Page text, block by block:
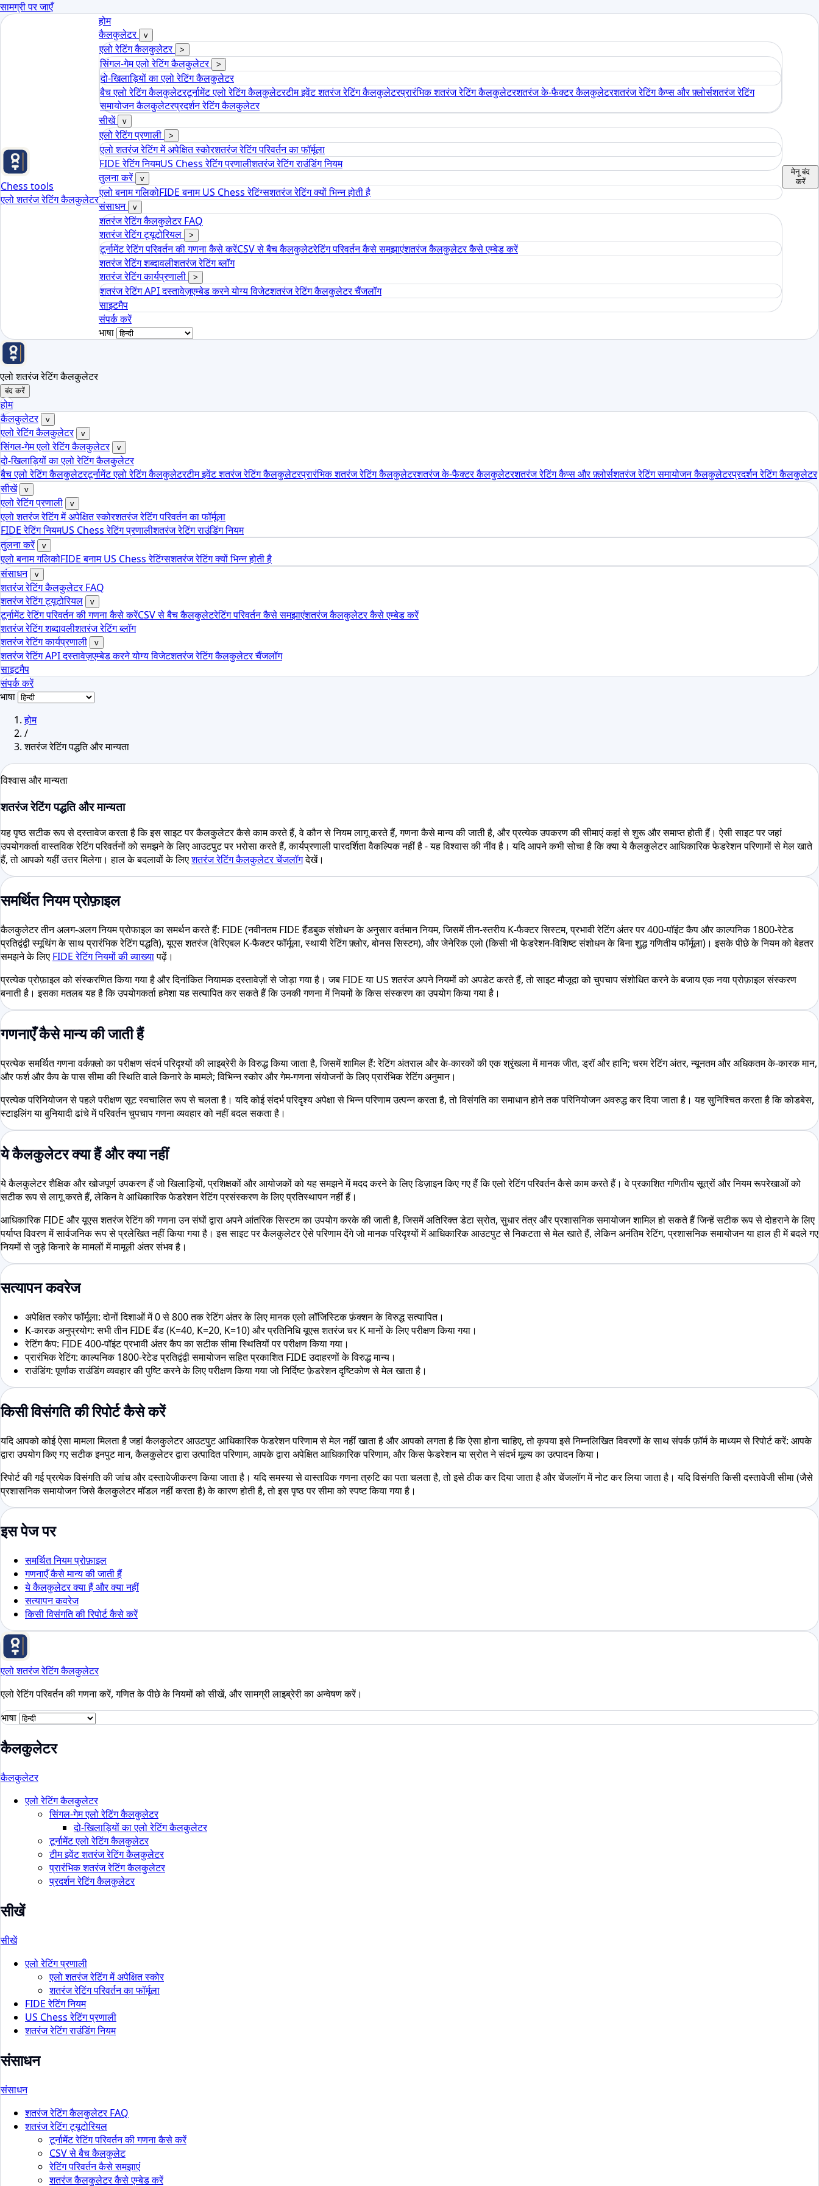
सामग्री पर जाएँ
Chess tools
एलो शतरंज रेटिंग कैलकुलेटर
होम
कैलकुलेटर
v
एलो रेटिंग कैलकुलेटर >
सिंगल-गेम एलो रेटिंग कैलकुलेटर >
दो-खिलाड़ियों का एलो रेटिंग कैलकुलेटर
बैच एलो रेटिंग कैलकुलेटरटूर्नामेंट एलो रेटिंग कैलकुलेटरटीम इवेंट शतरंज रेटिंग कैलकुलेटरप्रारंभिक शतरंज रेटिंग कैलकुलेटरशतरंज के-फैक्टर कैलकुलेटरशतरंज रेटिंग कैप्स और फ़्लोर्सशतरंज रेटिंग
समायोजन कैलकुलेटरप्रदर्शन रेटिंग कैलकुलेटर
सीखें
v
एलो रेटिंग प्रणाली >
एलो शतरंज रेटिंग में अपेक्षित स्कोरशतरंज रेटिंग परिवर्तन का फॉर्मूला
FIDE रेटिंग नियमUS Chess रेटिंग प्रणालीशतरंज रेटिंग राउंडिंग नियम
तुलना करें
v
एलो बनाम गलिकोFIDE बनाम US Chess रेटिंग्सशतरंज रेटिंग क्यों भिन्न होती है
संसाधन
v
शतरंज रेटिंग कैलकुलेटर FAQ
शतरंज रेटिंग ट्यूटोरियल
>
टूर्नामेंट रेटिंग परिवर्तन की गणना कैसे करेंCSV से बैच कैलकुलेटरेटिंग परिवर्तन कैसे समझाएंशतरंज कैलकुलेटर कैसे एम्बेड करें
शतरंज रेटिंग शब्दावलीशतरंज रेटिंग ब्लॉग
शतरंज रेटिंग कार्यप्रणाली
>
शतरंज रेटिंग API दस्तावेज़एम्बेड करने योग्य विजेटशतरंज रेटिंग कैलकुलेटर चैंजलॉग
साइटमैप
संपर्क करें
भाषा
मेनू बंद
करें
एलो शतरंज रेटिंग कैलकुलेटर
बंद करें
होम
कैलकुलेटर
v
एलो रेटिंग कैलकुलेटर v
सिंगल-गेम एलो रेटिंग कैलकुलेटर v
दो-खिलाड़ियों का एलो रेटिंग कैलकुलेटर
बैच एलो रेटिंग कैलकुलेटरटूर्नामेंट एलो रेटिंग कैलकुलेटरटीम इवेंट शतरंज रेटिंग कैलकुलेटरप्रारंभिक शतरंज रेटिंग कैलकुलेटरशतरंज के-फैक्टर कैलकुलेटरशतरंज रेटिंग कैप्स और फ़्लोर्सशतरंज रेटिंग समायोजन कैलकुलेटरप्रदर्शन रेटिंग कैलकुलेटर
सीखें
v
एलो रेटिंग प्रणाली v
एलो शतरंज रेटिंग में अपेक्षित स्कोरशतरंज रेटिंग परिवर्तन का फॉर्मूला
FIDE रेटिंग नियमUS Chess रेटिंग प्रणालीशतरंज रेटिंग राउंडिंग नियम
तुलना करें
v
एलो बनाम गलिकोFIDE बनाम US Chess रेटिंग्सशतरंज रेटिंग क्यों भिन्न होती है
संसाधन
v
शतरंज रेटिंग कैलकुलेटर FAQ
शतरंज रेटिंग ट्यूटोरियल
v
टूर्नामेंट रेटिंग परिवर्तन की गणना कैसे करेंCSV से बैच कैलकुलेटरेटिंग परिवर्तन कैसे समझाएंशतरंज कैलकुलेटर कैसे एम्बेड करें
शतरंज रेटिंग शब्दावलीशतरंज रेटिंग ब्लॉग
शतरंज रेटिंग कार्यप्रणाली
v
शतरंज रेटिंग API दस्तावेज़एम्बेड करने योग्य विजेटशतरंज रेटिंग कैलकुलेटर चैंजलॉग
साइटमैप
संपर्क करें
भाषा
होम
/
शतरंज रेटिंग पद्धति और मान्यता
विश्वास और मान्यता
शतरंज रेटिंग पद्धति और मान्यता
यह पृष्ठ सटीक रूप से दस्तावेज करता है कि इस साइट पर कैलकुलेटर कैसे काम करते हैं, वे कौन से नियम लागू करते हैं, गणना कैसे मान्य की जाती है, और प्रत्येक उपकरण की सीमाएं कहां से शुरू और समाप्त होती हैं। ऐसी साइट पर जहां
उपयोगकर्ता वास्तविक रेटिंग परिवर्तनों को समझने के लिए आउटपुट पर भरोसा करते हैं, कार्यप्रणाली पारदर्शिता वैकल्पिक नहीं है - यह विश्वास की नींव है। यदि आपने कभी सोचा है कि क्या ये कैलकुलेटर आधिकारिक फेडरेशन परिणामों से मेल खाते
हैं, तो आपको यहीं उत्तर मिलेगा। हाल के बदलावों के लिएशतरंज रेटिंग कैलकुलेटर चेंजलॉगदेखें।
समर्थित नियम प्रोफ़ाइल
कैलकुलेटर तीन अलग-अलग नियम प्रोफाइल का समर्थन करते हैं: FIDE (नवीनतम FIDE हैंडबुक संशोधन के अनुसार वर्तमान नियम, जिसमें तीन-स्तरीय K-फैक्टर सिस्टम, प्रभावी रेटिंग अंतर पर 400-पॉइंट कैप और काल्पनिक 1800-रेटेड
प्रतिद्वंद्वी स्मूथिंग के साथ प्रारंभिक रेटिंग पद्धति), यूएस शतरंज (वेरिएबल K-फैक्टर फॉर्मूला, स्थायी रेटिंग फ़्लोर, बोनस सिस्टम), और जेनेरिक एलो (किसी भी फेडरेशन-विशिष्ट संशोधन के बिना शुद्ध गणितीय फॉर्मूला)। इसके पीछे के नियम को बेहतर
समझने के लिए FIDE रेटिंग नियमों की व्याख्यापढ़ें।
प्रत्येक प्रोफ़ाइल को संस्करणित किया गया है और दिनांकित नियामक दस्तावेज़ों से जोड़ा गया है। जब FIDE या US शतरंज अपने नियमों को अपडेट करते हैं, तो साइट मौजूदा को चुपचाप संशोधित करने के बजाय एक नया प्रोफ़ाइल संस्करण
बनाती है। इसका मतलब यह है कि उपयोगकर्ता हमेशा यह सत्यापित कर सकते हैं कि उनकी गणना में नियमों के किस संस्करण का उपयोग किया गया है।
गणनाएँ कैसे मान्य की जाती हैं
प्रत्येक समर्थित गणना वर्कफ़्लो का परीक्षण संदर्भ परिदृश्यों की लाइब्रेरी के विरुद्ध किया जाता है, जिसमें शामिल हैं: रेटिंग अंतराल और के-कारकों की एक श्रृंखला में मानक जीत, ड्रॉ और हानि; चरम रेटिंग अंतर, न्यूनतम और अधिकतम के-कारक मान,
और फर्श और कैप के पास सीमा की स्थिति वाले किनारे के मामले; विभिन्न स्कोर और गेम-गणना संयोजनों के लिए प्रारंभिक रेटिंग अनुमान।
प्रत्येक परिनियोजन से पहले परीक्षण सूट स्वचालित रूप से चलता है। यदि कोई संदर्भ परिदृश्य अपेक्षा से भिन्न परिणाम उत्पन्न करता है, तो विसंगति का समाधान होने तक परिनियोजन अवरुद्ध कर दिया जाता है। यह सुनिश्चित करता है कि कोडबेस,
स्टाइलिंग या बुनियादी ढांचे में परिवर्तन चुपचाप गणना व्यवहार को नहीं बदल सकता है।
ये कैलकुलेटर क्या हैं और क्या नहीं
ये कैलकुलेटर शैक्षिक और खोजपूर्ण उपकरण हैं जो खिलाड़ियों, प्रशिक्षकों और आयोजकों को यह समझने में मदद करने के लिए डिज़ाइन किए गए हैं कि एलो रेटिंग परिवर्तन कैसे काम करते हैं। वे प्रकाशित गणितीय सूत्रों और नियम रूपरेखाओं को
सटीक रूप से लागू करते हैं, लेकिन वे आधिकारिक फेडरेशन रेटिंग प्रसंस्करण के लिए प्रतिस्थापन नहीं हैं।
आधिकारिक FIDE और यूएस शतरंज रेटिंग की गणना उन संघों द्वारा अपने आंतरिक सिस्टम का उपयोग करके की जाती है, जिसमें अतिरिक्त डेटा स्रोत, सुधार तंत्र और प्रशासनिक समायोजन शामिल हो सकते हैं जिन्हें सटीक रूप से दोहराने के लिए
पर्याप्त विवरण में सार्वजनिक रूप से प्रलेखित नहीं किया गया है। इस साइट पर कैलकुलेटर ऐसे परिणाम देंगे जो मानक परिदृश्यों में आधिकारिक आउटपुट से निकटता से मेल खाते हैं, लेकिन अनंतिम रेटिंग, प्रशासनिक समायोजन या हाल ही में बदले गए
नियमों से जुड़े किनारे के मामलों में मामूली अंतर संभव है।
सत्यापन कवरेज
अपेक्षित स्कोर फॉर्मूला: दोनों दिशाओं में 0 से 800 तक रेटिंग अंतर के लिए मानक एलो लॉजिस्टिक फ़ंक्शन के विरुद्ध सत्यापित।
K-कारक अनुप्रयोग: सभी तीन FIDE बैंड (K=40, K=20, K=10) और प्रतिनिधि यूएस शतरंज चर K मानों के लिए परीक्षण किया गया।
रेटिंग कैप: FIDE 400-पॉइंट प्रभावी अंतर कैप का सटीक सीमा स्थितियों पर परीक्षण किया गया।
प्रारंभिक रेटिंग: काल्पनिक 1800-रेटेड प्रतिद्वंद्वी समायोजन सहित प्रकाशित FIDE उदाहरणों के विरुद्ध मान्य।
राउंडिंग: पूर्णांक राउंडिंग व्यवहार की पुष्टि करने के लिए परीक्षण किया गया जो निर्दिष्ट फ़ेडरेशन दृष्टिकोण से मेल खाता है।
किसी विसंगति की रिपोर्ट कैसे करें
यदि आपको कोई ऐसा मामला मिलता है जहां कैलकुलेटर आउटपुट आधिकारिक फेडरेशन परिणाम से मेल नहीं खाता है और आपको लगता है कि ऐसा होना चाहिए, तो कृपया इसे निम्नलिखित विवरणों के साथ संपर्क फ़ॉर्म के माध्यम से रिपोर्ट करें: आपके
द्वारा उपयोग किए गए सटीक इनपुट मान, कैलकुलेटर द्वारा उत्पादित परिणाम, आपके द्वारा अपेक्षित आधिकारिक परिणाम, और किस फेडरेशन या स्रोत ने संदर्भ मूल्य का उत्पादन किया।
रिपोर्ट की गई प्रत्येक विसंगति की जांच और दस्तावेजीकरण किया जाता है। यदि समस्या से वास्तविक गणना त्रुटि का पता चलता है, तो इसे ठीक कर दिया जाता है और चेंजलॉग में नोट कर लिया जाता है। यदि विसंगति किसी दस्तावेजी सीमा (जैसे
प्रशासनिक समायोजन जिसे कैलकुलेटर मॉडल नहीं करता है) के कारण होती है, तो इस पृष्ठ पर सीमा को स्पष्ट किया गया है।
इस पेज पर
समर्थित नियम प्रोफ़ाइल
गणनाएँ कैसे मान्य की जाती हैं
ये कैलकुलेटर क्या हैं और क्या नहीं
सत्यापन कवरेज
किसी विसंगति की रिपोर्ट कैसे करें
एलो शतरंज रेटिंग कैलकुलेटर
एलो रेटिंग परिवर्तन की गणना करें, गणित के पीछे के नियमों को सीखें, और सामग्री लाइब्रेरी का अन्वेषण करें।
भाषा
कैलकुलेटर
कैलकुलेटर
एलो रेटिंग कैलकुलेटर
सिंगल-गेम एलो रेटिंग कैलकुलेटर
दो-खिलाड़ियों का एलो रेटिंग कैलकुलेटर
टूर्नामेंट एलो रेटिंग कैलकुलेटर
टीम इवेंट शतरंज रेटिंग कैलकुलेटर
प्रारंभिक शतरंज रेटिंग कैलकुलेटर
प्रदर्शन रेटिंग कैलकुलेटर
सीखें
सीखें
एलो रेटिंग प्रणाली
एलो शतरंज रेटिंग में अपेक्षित स्कोर
शतरंज रेटिंग परिवर्तन का फॉर्मूला
FIDE रेटिंग नियम
US Chess रेटिंग प्रणाली
शतरंज रेटिंग राउंडिंग नियम
संसाधन
संसाधन
शतरंज रेटिंग कैलकुलेटर FAQ
शतरंज रेटिंग ट्यूटोरियल
टूर्नामेंट रेटिंग परिवर्तन की गणना कैसे करें
CSV से बैच कैलकुलेट
रेटिंग परिवर्तन कैसे समझाएं
शतरंज कैलकुलेटर कैसे एम्बेड करें